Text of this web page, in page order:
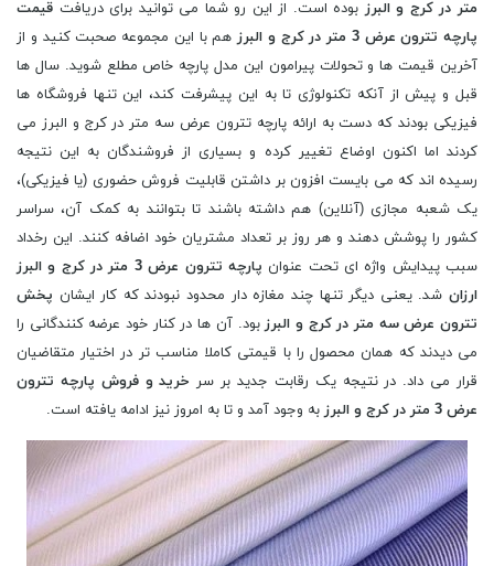
متر در کرج و البرز بوده است. از این رو شما می توانید برای دریافت قیمت
پارچه تترون عرض 3 متر در کرج و البرز
هم با این مجموعه صحبت کنید و از
آخرین قیمت ها و تحولات پیرامون این مدل پارچه خاص مطلع شوید. سال ها
قبل و پیش از آنکه تکنولوژی تا به این پیشرفت کند، این تنها فروشگاه ها
فیزیکی بودند که دست به ارائه پارچه تترون عرض سه متر در کرج و البرز می
کردند اما اکنون اوضاع تغییر کرده و بسیاری از فروشندگان به این نتیجه
رسیده اند که می بایست افزون بر داشتن قابلیت فروش حضوری (یا فیزیکی)،
یک شعبه مجازی (آنلاین) هم داشته باشند تا بتوانند به کمک آن، سراسر
کشور را پوشش دهند و هر روز بر تعداد مشتریان خود اضافه کنند. این رخداد
سبب پیدایش واژه ای تحت عنوان
پارچه تترون عرض 3 متر در کرج و البرز
ارزان شد. یعنی دیگر تنها چند مغازه دار محدود نبودند که کار ایشان پخش
تترون عرض سه متر در کرج و البرزبود. آن ها در کنار خود عرضه کنندگانی را
می دیدند که همان محصول را با قیمتی کاملا مناسب تر در اختیار متقاضیان
قرار می داد. در نتیجه یک رقابت جدید بر سر خرید و فروش پارچه تترون
عرض 3 متر در کرج و البرز
به وجود آمد و تا به امروز نیز ادامه یافته است.